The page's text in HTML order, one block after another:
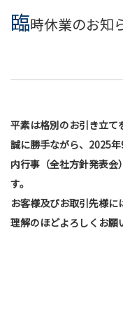
臨時休業のお知
平素は格別のお引き立て
誠に勝手ながら、2025
内行事（全社方針発表
す。
お客様及びお取引先様
理解のほどよろしくお願